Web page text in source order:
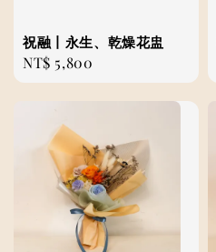
祝融丨永生、乾燥花盅
Regular
price
NT$ 5,800